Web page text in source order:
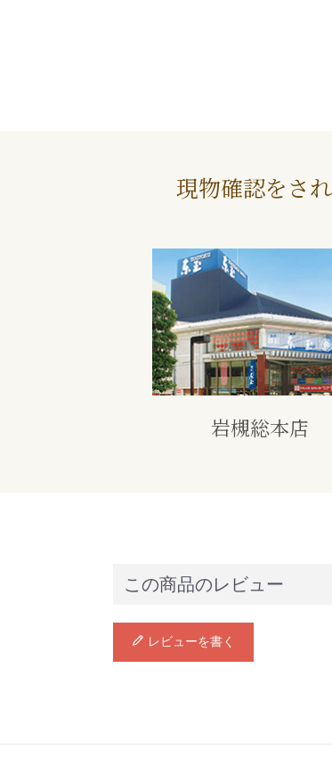
現物確認をさ
岩槻総本店
この商品のレビュー
レビューを書く